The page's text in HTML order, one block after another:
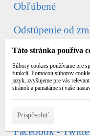
Obľúbené
Odstúpenie od
Kontaktujte nás
Tel.: 0911 545
Po - Pia: 9:00 -
Facebook -
Táto stránka používa
Súbory cookies používame pre
funkcií. Pomocou súborov
jazyk, zvyšujeme pre vás
stránok a pamätáme si vaše
Prispôsobiť